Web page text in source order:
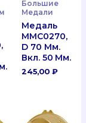
Большие
Медали
Медаль
MMC0270,
D 70 Мм.
Вкл. 50 Мм.
245,00 ₽